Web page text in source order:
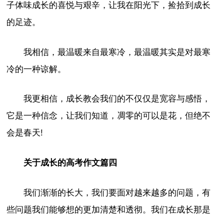
子体味成长的喜悦与艰辛，让我在阳光下，捡拾到成长
的足迹。
我相信，最温暖来自最寒冷，最温暖其实是对最寒
冷的一种谅解。
我更相信，成长教会我们的不仅仅是宽容与感悟，
它是一种信念，让我们知道，凋零的可以是花，但绝不
会是春天!
关于成长的高考作文篇四
我们渐渐的长大，我们要面对越来越多的问题，有
些问题我们能够想的更加清楚和透彻。我们在成长那是